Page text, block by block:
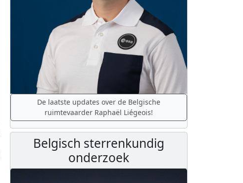
De laatste updates over de Belgische
ruimtevaarder Raphaël Liégeois!
Belgisch sterrenkundig
onderzoek